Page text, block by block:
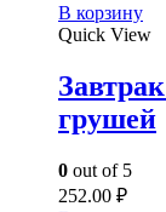
В корзину
Quick View
грушей
0 out of 5
252.00 ₽